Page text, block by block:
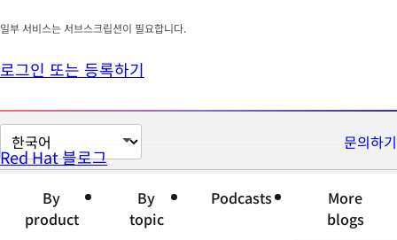
일부 서비스는 서브스크립션이 필요합니다.
로그인 또는 등록하기
페
이
문의하기
Red Hat 블로그
By
product
By
topic
Podcasts
More
blogs